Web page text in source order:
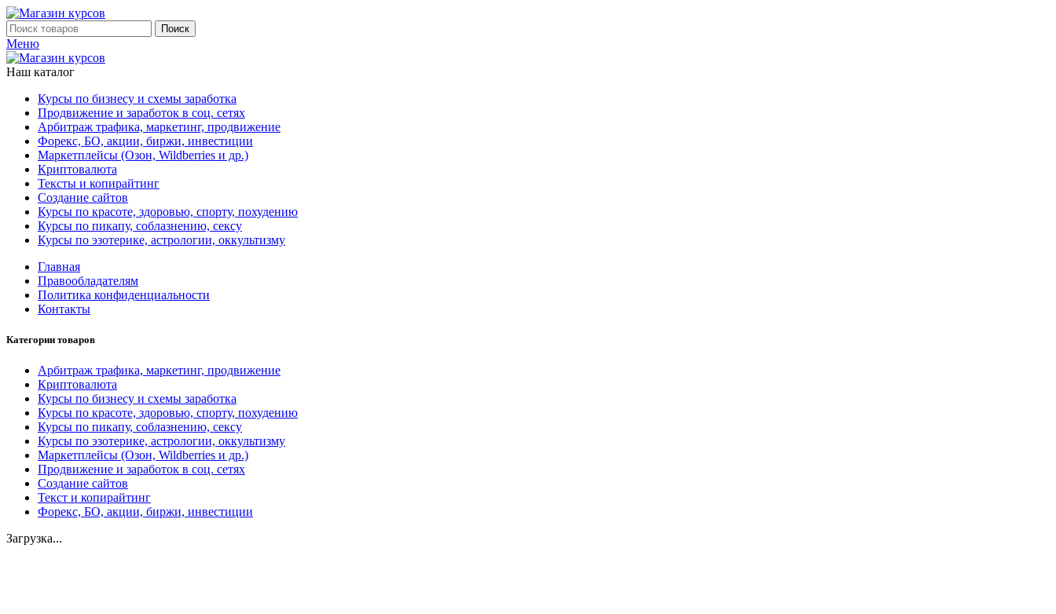
Поиск
Меню
Наш каталог
Курсы по бизнесу и схемы заработка
Продвижение и заработок в соц. сетях
Арбитраж трафика, маркетинг, продвижение
Форекс, БО, акции, биржи, инвестиции
Маркетплейсы (Озон, Wildberries и др.)
Криптовалюта
Тексты и копирайтинг
Создание сайтов
Курсы по красоте, здоровью, спорту, похудению
Курсы по пикапу, соблазнению, сексу
Курсы по эзотерике, астрологии, оккультизму
Главная
Правообладателям
Политика конфиденциальности
Контакты
Категории товаров
Арбитраж трафика, маркетинг, продвижение
Криптовалюта
Курсы по бизнесу и схемы заработка
Курсы по красоте, здоровью, спорту, похудению
Курсы по пикапу, соблазнению, сексу
Курсы по эзотерике, астрологии, оккультизму
Маркетплейсы (Озон, Wildberries и др.)
Продвижение и заработок в соц. сетях
Создание сайтов
Текст и копирайтинг
Форекс, БО, акции, биржи, инвестиции
Загрузка...